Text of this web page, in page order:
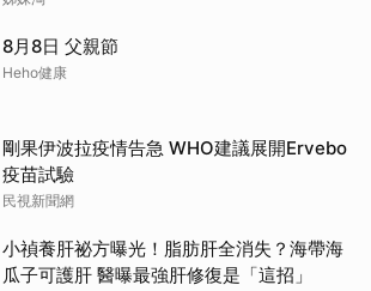
8月8日 父親節
Heho健康
剛果伊波拉疫情告急 WHO建議展開Ervebo
疫苗試驗
民視新聞網
小禎養肝祕方曝光！脂肪肝全消失？海帶海
瓜子可護肝 醫曝最強肝修復是「這招」